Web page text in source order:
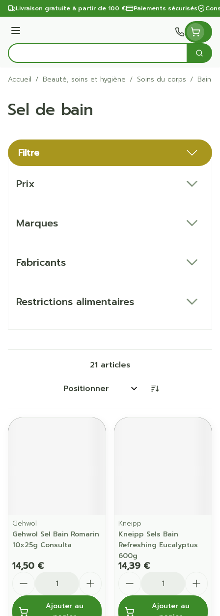
Aller au contenu
Livraison gratuite à partir de 100 € Paiements sécurisés
Menu
Rechercher
Accueil / Beauté, soins et hygiène / Soins du corps / Bain
Sel de bain
Filtre
Prix
Marques
Fabricants
Restrictions alimentaires
21 articles
Trier par:
Gehwol
Gehwol Sel Bain Romarin
10x25g Consulta
14,50 €
Ajouter au
Kneipp
Kneipp Sels Bain
Refreshing Eucalyptus
600g
14,39 €
Ajouter au